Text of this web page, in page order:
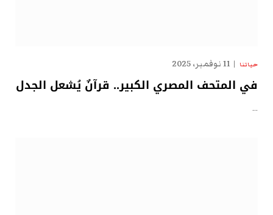
حياتنا 11 نوفمبر، 2025
في المتحف المصري الكبير.. قرآنٌ يُشعل الجدل
…